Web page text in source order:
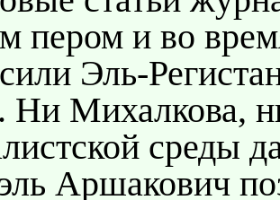
пером и во
Эль-
Ни Михалкова,
среды
Аршакович